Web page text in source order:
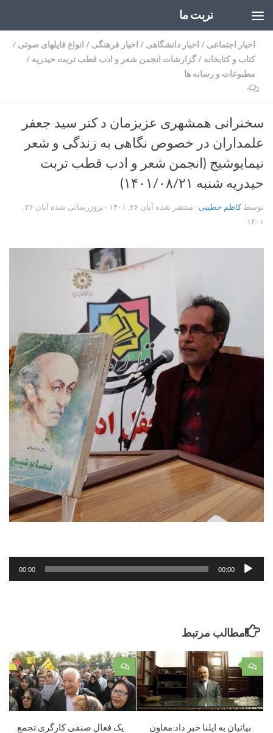
تربت ما
اخبار اجتماعی / اخبار دانشگاهی / اخبار فرهنگی / انواع فایلهای صوتی /
کتاب و کتابخانه /گزارشات انجمن شعر و ادب قطب تربت حیدریه /
مطبوعات و رسانه ها
۰
سخنرانی همشهری عزیزمان د کتر سید جعفر
علمداران در خصوص نگاهی به زندگی و شعر
نیمایوشیج (انجمن شعر و ادب قطب تربت
حیدریه شنبه ۱۴۰۱/۰۸/۲۱)
توسطکاظم خطیبی · منتشر شده آبان ۲۶, ۱۴۰۱ · بروزرسانی شده
آبان ۲۶,
۱۴۰۱
پخش‌کننده
00:00
00:00
مطالب مرتبط
۰
یک فعال صنفی کارگری:تجمع
۰
بیاتیان به ایلنا خبر داد:معاون